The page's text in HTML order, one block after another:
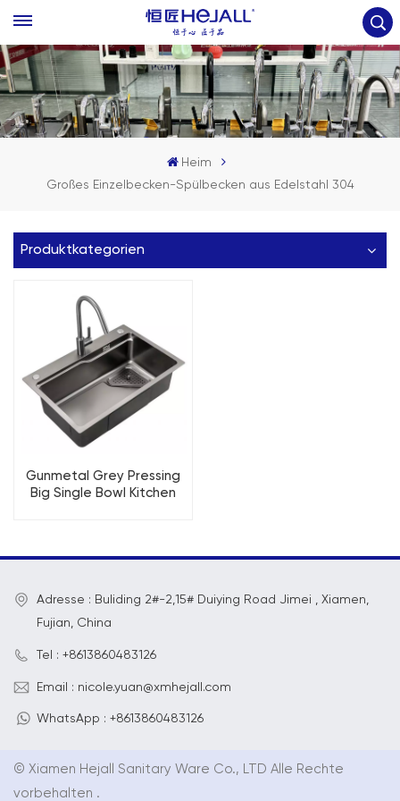
Heim
Großes Einzelbecken-Spülbecken aus Edelstahl 304
Produktkategorien
Gunmetal Grey Pressing
Big Single Bowl Kitchen
Adresse : Buliding 2#-2,15# Duiying Road Jimei , Xiamen,
Fujian, China
Tel : +8613860483126
Email : nicole.yuan@xmhejall.com
WhatsApp : +8613860483126
© Xiamen Hejall Sanitary Ware Co., LTD Alle Rechte
vorbehalten .